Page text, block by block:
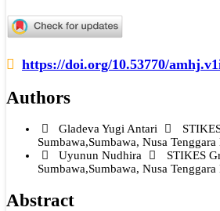
https://doi.org/10.53770/
Authors
Gladeva Yugi Antari
Sumbawa,Sumbawa, Nusa
Uyunun Nudhira
STIKES
Sumbawa,Sumbawa, Nusa
Abstract